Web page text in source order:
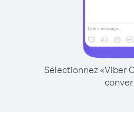
Sélectionnez «Viber